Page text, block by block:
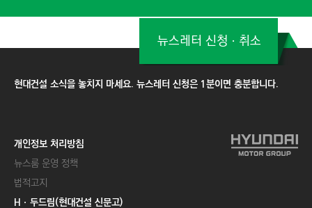
현대건설 소식을 놓치지 마세요. 뉴스레터 신청은 1분이면 충분합니다.
뉴스레터 신청ㆍ취소
개인정보 처리방침
뉴스룸 운영 정책
법적고지
Hㆍ두드림(현대건설 신문고)